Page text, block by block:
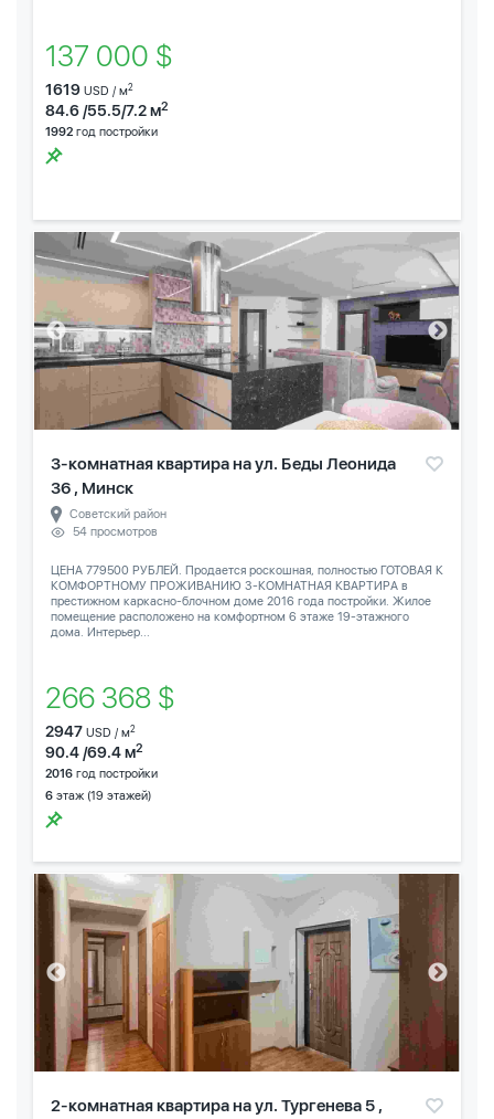
137 000 $
1619 USD / м2
84.6 /55.5/7.2 м2
1992 год постройки
3-комнатная квартира на ул. Беды Леонида
36 , Минск
Советский район
54 просмотров
ЦЕНА 779500 РУБЛЕЙ. Продается роскошная, полностью ГОТОВАЯ К
КОМФОРТНОМУ ПРОЖИВАНИЮ 3-КОМНАТНАЯ КВАРТИРА в
престижном каркасно-блочном доме 2016 года постройки. Жилое
помещение расположено на комфортном 6 этаже 19-этажного
дома. Интерьер...
266 368 $
2947 USD / м2
90.4 /69.4 м2
2016 год постройки
6 этаж (19 этажей)
2-комнатная квартира на ул. Тургенева 5 ,